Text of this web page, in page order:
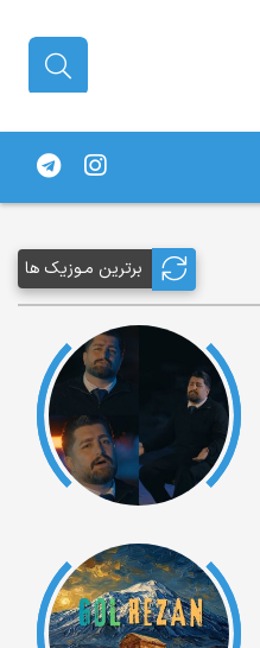
برترین مـوزیک ها